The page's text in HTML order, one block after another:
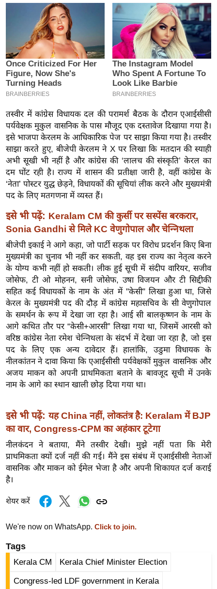
2
क्रा
इ
म
ई
-
पे
प
र
मि
सा
ल
बे
मि
सा
ल
श
ख्सि
य
त
यं
ग
इं
डि
या
सा
त्य
ज
त
ऑ
टो
र्ल्ड
ज
ब्री
फ
नो
तस्वीर में कांग्रेस विधायक दल की परामर्श बैठक के दौरान एआईसीसी
पर्यवेक्षक मुकुल वासनिक के पास मौजूद एक दस्तावेज दिखाया गया है।
इसे भाजपा केरलम के आधिकारिक पेज पर साझा किया गया है। तस्वीर
साझा करते हुए, बीजेपी केरलम ने X पर लिखा कि मतदान की स्याही
अभी सूखी भी नहीं है और कांग्रेस की ‘लालच की संस्कृति’ केरल का
दम घोंट रही है। राज्य में शासन की प्रतीक्षा जारी है, वहीं कांग्रेस के
‘नेता’ पोस्टर युद्ध छेड़ने, विधायकों की सूचियां लीक करने और मुख्यमंत्री
पद के लिए मतगणना में व्यस्त हैं।
इसे भी पढ़ें: Keralam CM की कुर्सी पर सस्पेंस बरकरार,
Sonia Gandhi से मिले KC वेणुगोपाल और चेन्निथला
बीजेपी इकाई ने आगे कहा, जो पार्टी सड़क पर विरोध प्रदर्शन किए बिना
मुख्यमंत्री का चुनाव भी नहीं कर सकती, वह इस राज्य का नेतृत्व करने
के योग्य कभी नहीं हो सकती। लीक हुई सूची में संदीप वारियर, सजीव
जोसेफ, टी ओ मोहनन, सनी जोसेफ, उषा विजयन और टी सिद्दीकी
सहित कई विधायकों के नाम के अंत में "केसी" लिखा हुआ था, जिसे
केरल के मुख्यमंत्री पद की दौड़ में कांग्रेस महासचिव के सी वेणुगोपाल
के समर्थन के रूप में देखा जा रहा है। आई सी बालकृष्णन के नाम के
आगे कथित तौर पर “केसी+आरसी” लिखा गया था, जिसमें आरसी को
वरिष्ठ कांग्रेस नेता रमेश चेन्निथला के संदर्भ में देखा जा रहा है, जो इस
पद के लिए एक अन्य दावेदार हैं। हालांकि, उडुमा विधायक के
नीलकांतन ने दावा किया कि एआईसीसी पर्यवेक्षकों मुकुल वासनिक और
अजय माकन को अपनी प्राथमिकता बताने के बावजूद सूची में उनके
नाम के आगे का स्थान खाली छोड़ दिया गया था।
इसे भी पढ़ें: यह China नहीं, लोकतंत्र है: Keralam में BJP
का वार, Congress-CPM का अहंकार टूटेगा
नीलकंदन ने बताया, मैंने तस्वीर देखी। मुझे नहीं पता कि मेरी
प्राथमिकता क्यों दर्ज नहीं की गई। मैंने इस संबंध में एआईसीसी नेताओं
वासनिक और माकन को ईमेल भेजा है और अपनी शिकायत दर्ज कराई
है।
शेयर करें
We're now on WhatsApp. Click to join.
Tags
Kerala CM Kerala Chief Minister Election
Congress-led LDF government in Kerala